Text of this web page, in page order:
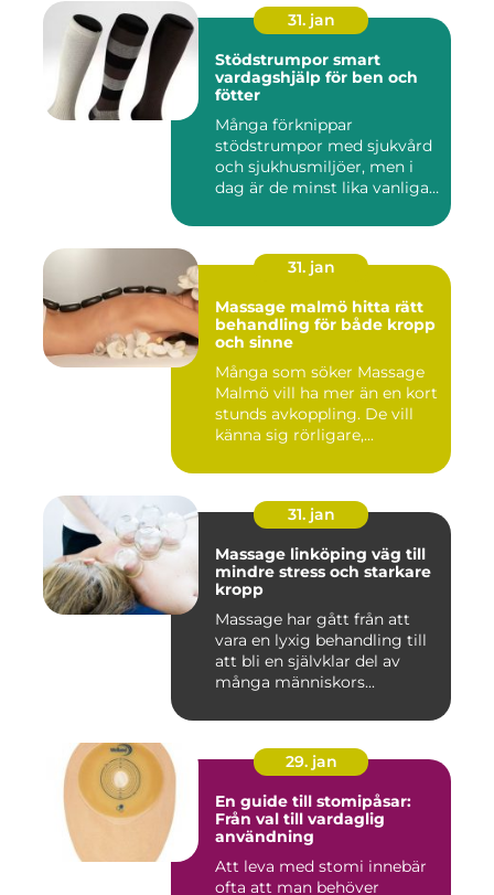
31. jan
Stödstrumpor smart
vardagshjälp för ben och
fötter
Många förknippar
stödstrumpor med sjukvård
och sjukhusmiljöer, men i
dag är de minst lika vanliga
31. jan
Massage malmö hitta rätt
behandling för både kropp
och sinne
Många som söker Massage
Malmö vill ha mer än en kort
stunds avkoppling. De vill
känna sig rörligare,...
31. jan
Massage linköping väg till
mindre stress och starkare
kropp
Massage har gått från att
vara en lyxig behandling till
att bli en självklar del av
många människors...
29. jan
En guide till stomipåsar:
Från val till vardaglig
användning
Att leva med stomi innebär
ofta att man behöver